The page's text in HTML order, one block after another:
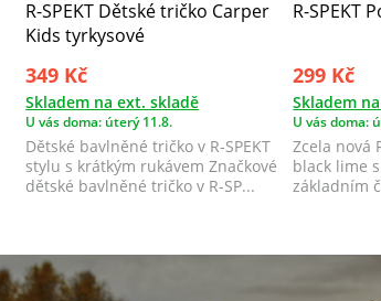
R-SPEKT Dětské tričko Carper
Kids tyrkysové
349 Kč
Skladem na ext. skladě
U vás doma: úterý 11.8.
Dětské bavlněné tričko v R-SPEKT
stylu s krátkým rukávem Značkové
dětské bavlněné tričko v R-SP...
R-SPEKT
299 Kč
Skladem
U vás doma:
Zcela nová
black lime
základním